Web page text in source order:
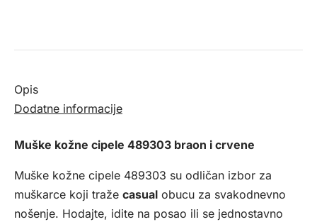
Opis
Dodatne informacije
Muške kožne cipele 489303 braon i crvene
Muške kožne cipele 489303 su odličan izbor za
muškarce koji traže casual obucu za svakodnevno
nošenje. Hodajte, idite na posao ili se jednostavno